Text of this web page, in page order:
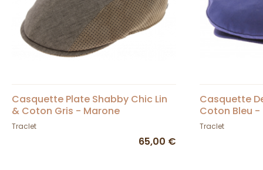
Casquette Plate Shabby Chic Lin
& Coton Gris - Marone
Traclet
65,00 €
Casquette
Coton Bleu
Traclet